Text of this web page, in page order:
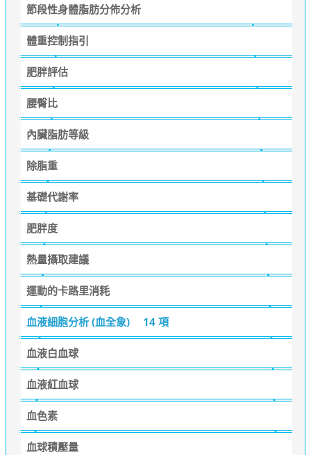
節段性身體脂肪分佈分析
體重控制指引
肥胖評估
腰臀比
內臟脂肪等級
除脂重
基礎代謝率
肥胖度
熱量攝取建議
運動的卡路里消耗
血液細胞分析 (血全象) 14 項
血液白血球
血液紅血球
血色素
血球積壓量